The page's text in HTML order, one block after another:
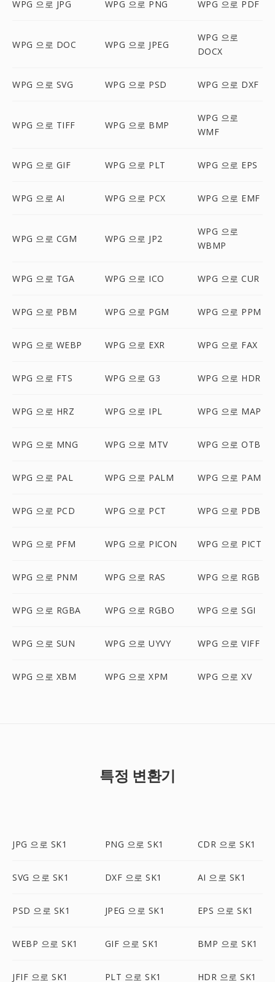
WPG 으로 JPG WPG 으로 PNG WPG 으로 PDF
WPG 으로 DOC WPG 으로 JPEG
WPG 으로
DOCX
WPG 으로 SVG WPG 으로 PSD WPG 으로 DXF
WPG 으로 TIFF WPG 으로 BMP
WPG 으로
WMF
WPG 으로 GIF WPG 으로 PLT WPG 으로 EPS
WPG 으로 AI WPG 으로 PCX WPG 으로 EMF
WPG 으로 CGM WPG 으로 JP2
WPG 으로
WBMP
WPG 으로 TGA WPG 으로 ICO WPG 으로 CUR
WPG 으로 PBM WPG 으로 PGM WPG 으로 PPM
WPG 으로 WEBP WPG 으로 EXR WPG 으로 FAX
WPG 으로 FTS WPG 으로 G3 WPG 으로 HDR
WPG 으로 HRZ WPG 으로 IPL WPG 으로 MAP
WPG 으로 MNG WPG 으로 MTV WPG 으로 OTB
WPG 으로 PAL WPG 으로 PALM WPG 으로 PAM
WPG 으로 PCD WPG 으로 PCT WPG 으로 PDB
WPG 으로 PFM WPG 으로 PICON WPG 으로 PICT
WPG 으로 PNM WPG 으로 RAS WPG 으로 RGB
WPG 으로 RGBA WPG 으로 RGBO WPG 으로 SGI
WPG 으로 SUN WPG 으로 UYVY WPG 으로 VIFF
WPG 으로 XBM WPG 으로 XPM WPG 으로 XV
특정 변환기
JPG 으로 SK1 PNG 으로 SK1 CDR 으로 SK1
SVG 으로 SK1 DXF 으로 SK1 AI 으로 SK1
PSD 으로 SK1 JPEG 으로 SK1 EPS 으로 SK1
WEBP 으로 SK1 GIF 으로 SK1 BMP 으로 SK1
JFIF 으로 SK1 PLT 으로 SK1 HDR 으로 SK1